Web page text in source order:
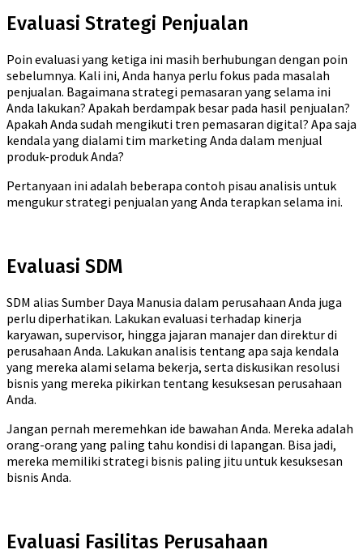
Evaluasi Strategi Penjualan
Poin evaluasi yang ketiga ini masih berhubungan dengan poin
sebelumnya. Kali ini, Anda hanya perlu fokus pada masalah
penjualan. Bagaimana strategi pemasaran yang selama ini
Anda lakukan? Apakah berdampak besar pada hasil penjualan?
Apakah Anda sudah mengikuti tren pemasaran digital? Apa saja
kendala yang dialami tim marketing Anda dalam menjual
produk-produk Anda?
Pertanyaan ini adalah beberapa contoh pisau analisis untuk
mengukur strategi penjualan yang Anda terapkan selama ini.
Evaluasi SDM
SDM alias Sumber Daya Manusia dalam perusahaan Anda juga
perlu diperhatikan. Lakukan evaluasi terhadap kinerja
karyawan, supervisor, hingga jajaran manajer dan direktur di
perusahaan Anda. Lakukan analisis tentang apa saja kendala
yang mereka alami selama bekerja, serta diskusikan resolusi
bisnis yang mereka pikirkan tentang kesuksesan perusahaan
Anda.
Jangan pernah meremehkan ide bawahan Anda. Mereka adalah
orang-orang yang paling tahu kondisi di lapangan. Bisa jadi,
mereka memiliki strategi bisnis paling jitu untuk kesuksesan
bisnis Anda.
Evaluasi Fasilitas Perusahaan